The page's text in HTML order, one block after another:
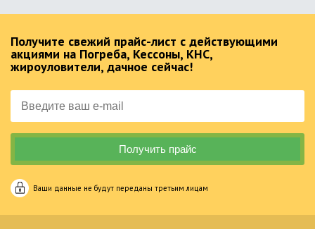
Получите свежий прайс-лист с действующими
акциями на Погреба, Кессоны, КНС,
жироуловители, дачное сейчас!
Ваши данные не будут переданы третьим лицам